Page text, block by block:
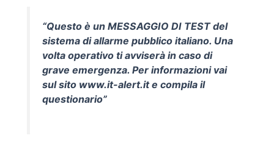
“Questo è un MESSAGGIO DI TEST del
sistema di allarme pubblico italiano. Una
volta operativo ti avviserà in caso di
grave emergenza. Per informazioni vai
sul sito www.it-alert.it e compila il
questionario”